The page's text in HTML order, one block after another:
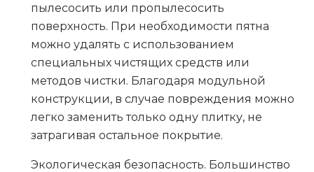
пылесосить или пропылесосить
поверхность. При необходимости пятна
можно удалять с использованием
специальных чистящих средств или
методов чистки. Благодаря модульной
конструкции, в случае повреждения можно
легко заменить только одну плитку, не
затрагивая остальное покрытие.
Экологическая безопасность. Большинство